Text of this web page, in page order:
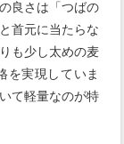
良さは「つばの
首元に当たらな
も少し太めの麦
を実現していま
て軽量なのが特